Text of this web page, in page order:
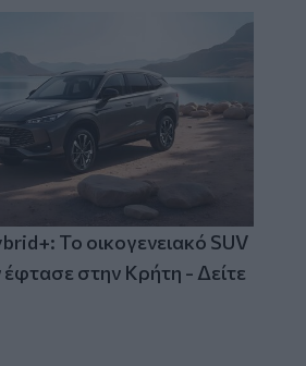
Το οικογενειακό SUV
στην Κρήτη - Δείτε